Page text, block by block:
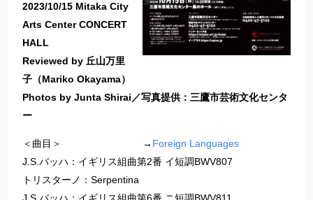
2023/10/15 Mitaka City
Arts Center CONCERT
HALL
Reviewed by 丘山万里
子（Mariko Okayama）
Photos by Junta Shirai／写真提供：三鷹市芸術文化センタ
ー
＜曲目＞ → Foreign Languages
J.S.バッハ：イギリス組曲第2番 イ短調BWV807
トリスターノ：Serpentina